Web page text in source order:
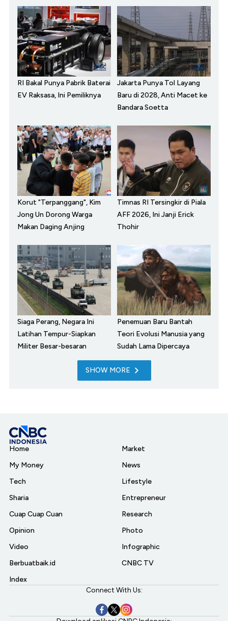
RI Bakal Punya Pabrik Baterai
EV Raksasa, Ini Pemiliknya
Jakarta Punya Tol Layang
Baru di 2028, Anti Macet ke
Bandara Soetta
Korut "Terpanggang", Kim
Jong Un Dorong Warga
Makan Daging Anjing
Timnas RI Tersingkir di Piala
AFF 2026, Ini Janji Erick
Thohir
Siaga Perang, Negara Ini
Latihan Tempur-Siapkan
Militer Besar-besaran
Penemuan Baru Bantah
Teori Evolusi Manusia yang
Sudah Lama Dipercaya
SHOW MORE
Home
My Money
Tech
Sharia
Cuap Cuap Cuan
Opinion
Video
Berbuatbaik.id
Index
Market
News
Lifestyle
Entrepreneur
Research
Photo
Infographic
CNBC TV
Connect With Us: